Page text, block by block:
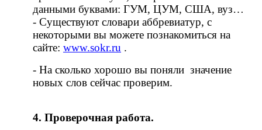
данными буквами: ГУМ, ЦУМ, США, вуз…
- Существуют словари аббревиатур, с
некоторыми вы можете познакомиться на
сайте: www.sokr.ru .
- На сколько хорошо вы поняли значение
новых слов сейчас проверим.
4. Проверочная работа.